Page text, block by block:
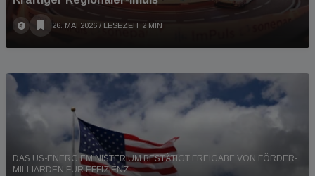
26. MAI 2026 / LESEZEIT 2 MIN
DAS US-ENERGIEMINISTERIUM BESTÄTIGT FREIGABE VON FÖRDER-
MILLIARDEN FÜR EFFIZIENZ.